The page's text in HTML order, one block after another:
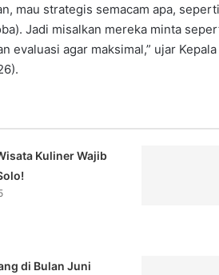
mau strategis semacam apa,
Jadi misalkan mereka minta
evaluasi agar maksimal,” ujar
Kuliner Wajib
di Bulan Juni